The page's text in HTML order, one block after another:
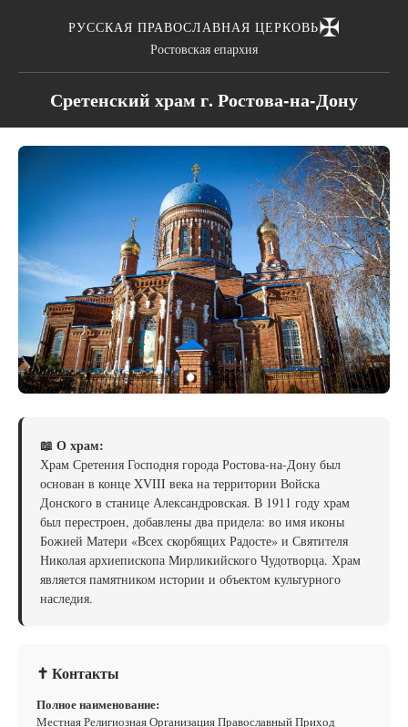
РУССКАЯ ПРАВОСЛАВНАЯ ЦЕРКОВЬ✠
Ростовская епархия
Сретенский храм г. Ростова-на-Дону
📖 О храм:
Храм Сретения Господня города Ростова-на-Дону был
основан в конце XVIII века на территории Войска
Донского в станице Александровская. В 1911 году храм
был перестроен, добавлены два придела: во имя иконы
Божией Матери «Всех скорбящих Радосте» и Святителя
Николая архиепископа Мирликийского Чудотворца. Храм
является памятником истории и объектом культурного
наследия.
✝ Контакты
Полное наименование:
Местная Религиозная Организация Православный Приход